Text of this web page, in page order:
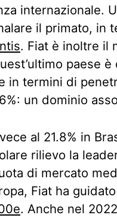
internazionale.
il primato, in
. Fiat è inoltre il
paese
in termini di
un dominio
al 21.8% in
rilievo la
di mercato
Fiat ha
. Anche nel